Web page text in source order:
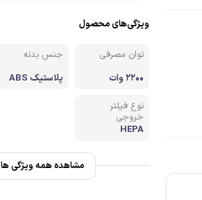
ویژگی‌های محصول
توان مصرفی
2200 وات
جنس بدنه
پلاستیک ABS
نوع فیلتر
خروجی
HEPA
مشاهده همه ویژگی ها